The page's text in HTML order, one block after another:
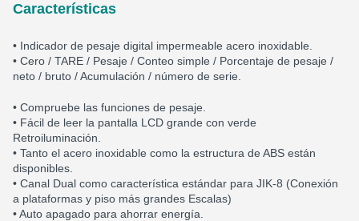
Características
• Indicador de pesaje digital impermeable acero inoxidable.
• Cero / TARE / Pesaje / Conteo simple / Porcentaje de pesaje /
neto / bruto / Acumulación / número de serie.
• Compruebe las funciones de pesaje.
• Fácil de leer la pantalla LCD grande con verde
Retroiluminación.
• Tanto el acero inoxidable como la estructura de ABS están
disponibles.
• Canal Dual como característica estándar para JIK-8 (Conexión
a plataformas y piso más grandes Escalas)
• Auto apagado para ahorrar energía.